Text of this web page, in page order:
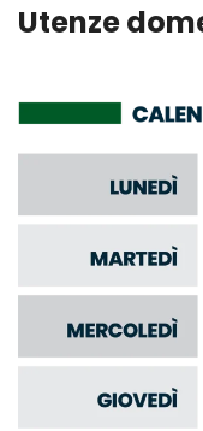
Utenze